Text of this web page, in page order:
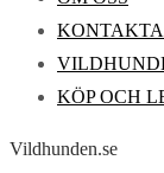
KONTAKTA
KÖP OCH
Vildhunden.se